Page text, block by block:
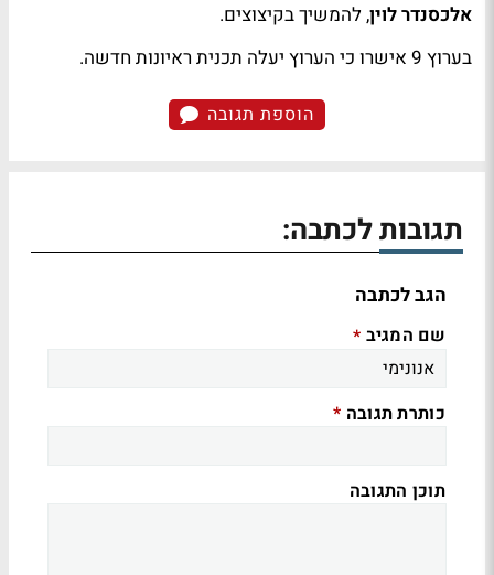
אלכסנדר לוין, להמשיך בקיצוצים.
בערוץ 9 אישרו כי הערוץ יעלה תכנית ראיונות חדשה.
הוספת תגובה
תגובות לכתבה:
הגב לכתבה
שם המגיב *
כותרת תגובה *
תוכן התגובה